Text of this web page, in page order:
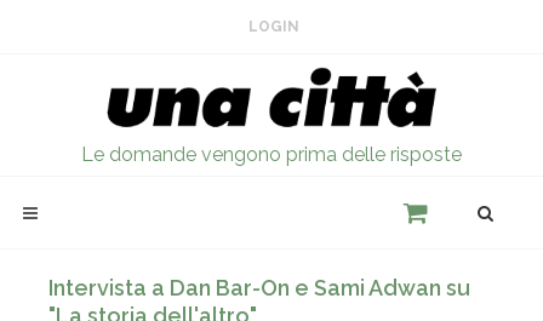
LOGIN
Le domande vengono prima delle risposte
Intervista a Dan Bar-On e Sami Adwan su
"La storia dell'altro"